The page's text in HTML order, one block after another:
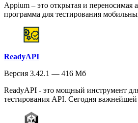
Appium – это открытая и переносимая
программа для тестирования
ReadyAPI
Версия 3.42.1 — 416 Мб
ReadyAPI - это мощный инструмент
тестирования API. Сегодня важнейшей